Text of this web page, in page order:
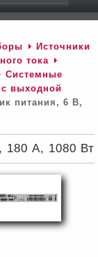
Источники
тока
Системные
c выходной
питания, 6 В,
180 А, 1080 Вт